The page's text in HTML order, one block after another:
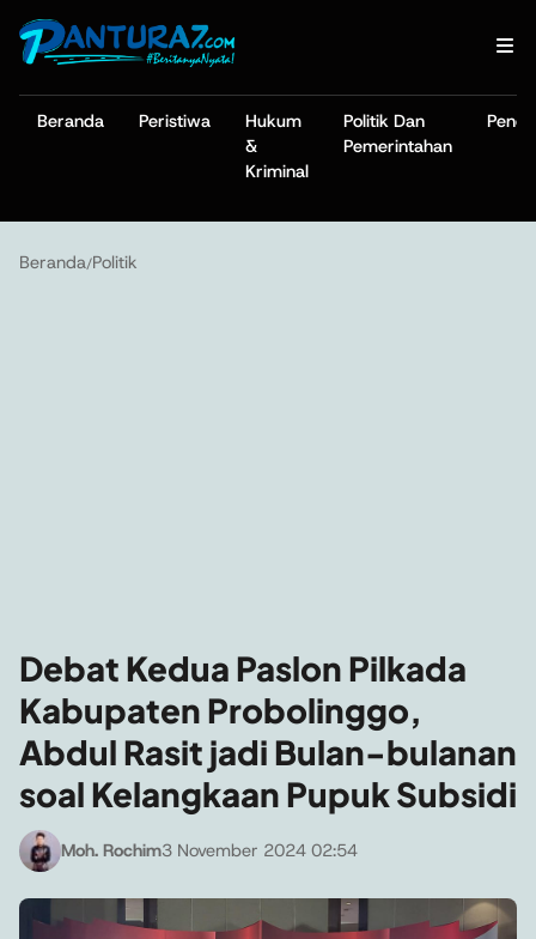
Beranda Peristiwa
Hukum
&
Kriminal
Politik Dan
Pemerintahan
Beranda/Politik
Debat Kedua Paslon Pilkada
Kabupaten Probolinggo,
Abdul Rasit jadi Bulan-bulanan
soal Kelangkaan Pupuk Subsidi
Moh. Rochim3 November 2024 02:54